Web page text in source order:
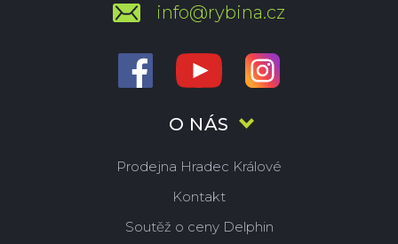
O NÁS
Prodejna Hradec Králové
Kontakt
Soutěž o ceny Delphin
info@rybina.cz